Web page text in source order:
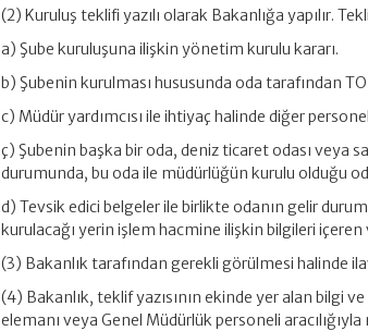
(2) Kuruluş teklifi yazılı olarak Bakanlığa yapılır.
a) Şube kuruluşuna ilişkin yönetim kurulu kararı.
b) Şubenin kurulması hususunda oda tarafından
c) Müdür yardımcısı ile ihtiyaç halinde diğer
ç) Şubenin başka bir oda, deniz ticaret odası veya
durumunda, bu oda ile müdürlüğün kurulu olduğu
d) Tevsik edici belgeler ile birlikte odanın gelir
kurulacağı yerin işlem hacmine ilişkin bilgileri
(3) Bakanlık tarafından gerekli görülmesi halinde
(4) Bakanlık, teklif yazısının ekinde yer alan bilgi
elemanı veya Genel Müdürlük personeli